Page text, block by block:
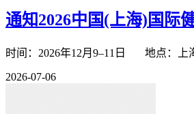
通知2026中国(上海)国际
时间：2026年12月9–11日
2026-07-06